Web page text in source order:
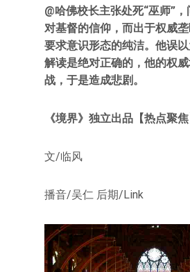
@哈佛校长主张处死“巫师”
对基督的信仰，而出于权威
要求意识形态的纯洁。他误
解读是绝对正确的，他的权
战，于是造成悲剧。
《境界》独立出品【热点聚焦
文/临风
播音/吴仁 后期/Link